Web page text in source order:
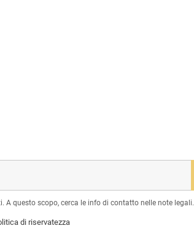
A questo scopo, cerca le info di contatto nelle note legali.
di riservatezza